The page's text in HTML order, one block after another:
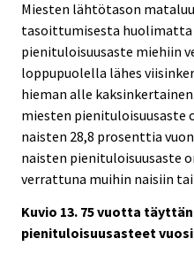
Miesten lähtötason
tasoittumisesta huolimatta
pienituloisuusaste miehiin
loppupuolella lähes
hieman alle
miesten pienituloisuusaste
naisten 28,8 prosenttia
naisten pienituloisuusaste
verrattuna muihin naisiin
Kuvio 13. 75 vuotta
pienituloisuusasteet